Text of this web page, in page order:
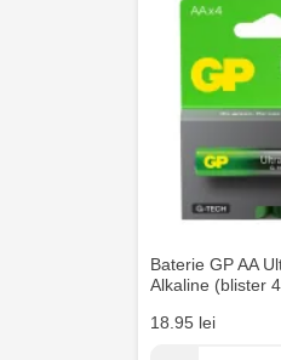
MultiStore Căușeni- str.
Baterie GP AA
Alkaline (blister
18.95 lei